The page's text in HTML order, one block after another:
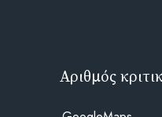
Αριθμός